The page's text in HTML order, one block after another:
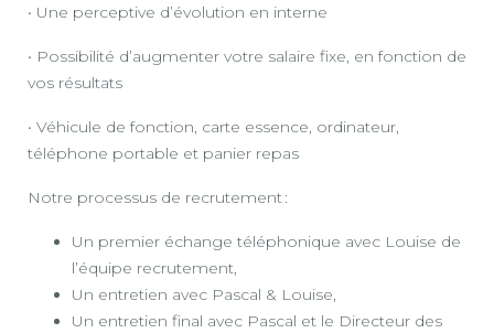
• Une perceptive d’évolution en interne
• Possibilité d’augmenter votre salaire fixe, en fonction de
vos résultats
• Véhicule de fonction, carte essence, ordinateur,
téléphone portable et panier repas
Notre processus de recrutement :
Un premier échange téléphonique avec Louise de
l’équipe recrutement,
Un entretien avec Pascal & Louise,
Un entretien final avec Pascal et le Directeur des